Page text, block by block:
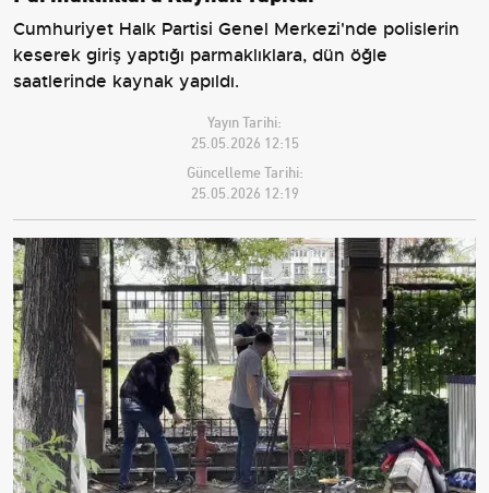
Cumhuriyet Halk Partisi Genel Merkezi'nde polislerin
keserek giriş yaptığı parmaklıklara, dün öğle
saatlerinde kaynak yapıldı.
Yayın Tarihi:
25.05.2026 12:15
Güncelleme Tarihi:
25.05.2026 12:19